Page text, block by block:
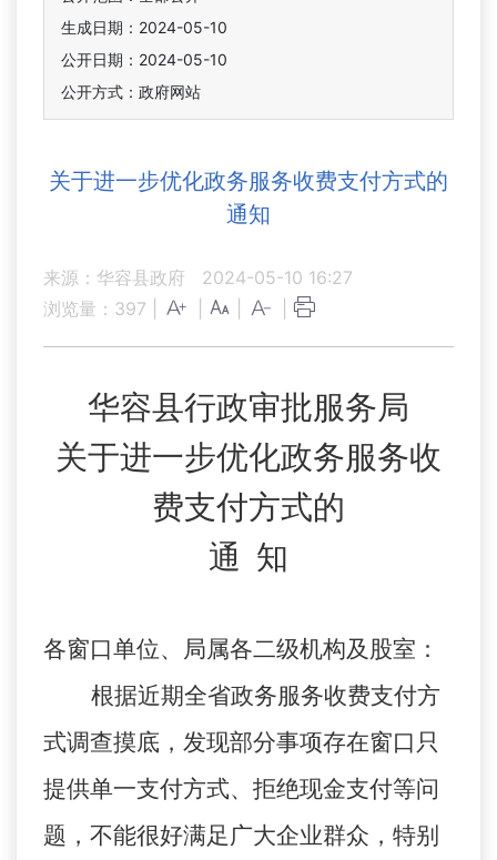
生成日期：2024-05-10
公开日期：2024-05-10
公开方式：政府网站
关于进一步优化政务服务收费支付方式的
通知
来源：华容县政府
2024-05-10 16:27
浏览量： 397
华容县行政审批服务局
关于进一步优化政务服务收
费支付方式的
通 知
各窗口单位、局属各二级机构及股室：
根据近期全省政务服务收费支付方
式调查摸底，发现部分事项存在窗口只
提供单一支付方式、拒绝现金支付等问
题，不能很好满足广大企业群众，特别